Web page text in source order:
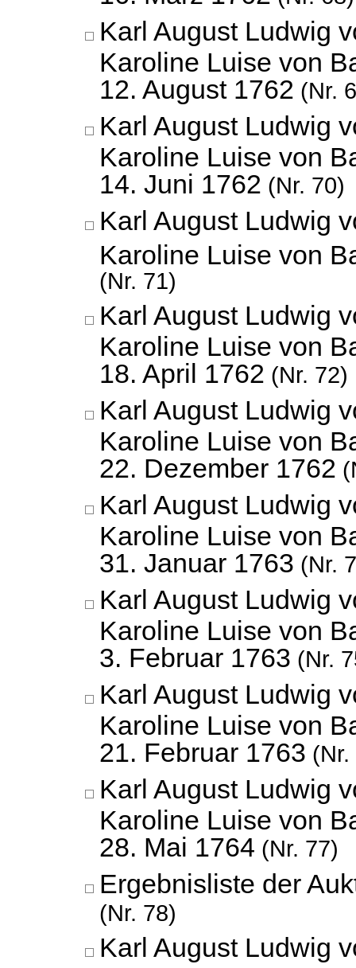
Karl August Ludwig
Karoline Luise von
12. August 1762 (Nr.
Karl August Ludwig
Karoline Luise von
14. Juni 1762 (Nr. 70)
Karl August Ludwig
Karoline Luise von
(Nr. 71)
Karl August Ludwig
Karoline Luise von
18. April 1762 (Nr. 72)
Karl August Ludwig
Karoline Luise von
22. Dezember 1762
Karl August Ludwig
Karoline Luise von
31. Januar 1763 (Nr.
Karl August Ludwig
Karoline Luise von
3. Februar 1763 (Nr.
Karl August Ludwig
Karoline Luise von
21. Februar 1763 (Nr.
Karl August Ludwig
Karoline Luise von
28. Mai 1764 (Nr. 77)
Ergebnisliste der
(Nr. 78)
Karl August Ludwig